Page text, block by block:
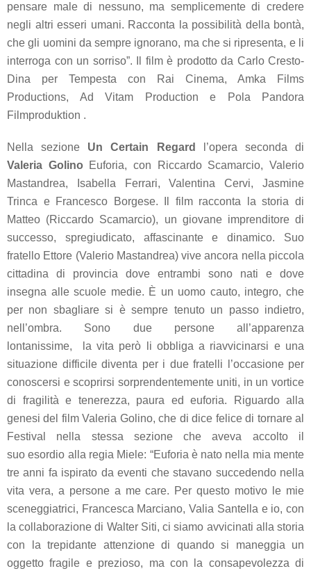
pensare male di nessuno, ma semplicemente di credere
negli altri esseri umani. Racconta la possibilità della bontà,
che gli uomini da sempre ignorano, ma che si ripresenta, e li
interroga con un sorriso”. Il film è prodotto da Carlo Cresto-
Dina per Tempesta con Rai Cinema, Amka Films
Productions, Ad Vitam Production e Pola Pandora
Filmproduktion .
Nella sezione Un Certain Regard
l’opera seconda di
Valeria Golino Euforia, con
Riccardo Scamarcio, Valerio
Mastandrea, Isabella Ferrari, Valentina Cervi, Jasmine
Trinca e Francesco Borgese. Il film racconta la storia di
Matteo (Riccardo Scamarcio), un giovane imprenditore di
successo, spregiudicato, affascinante e dinamico. Suo
fratello Ettore (Valerio Mastandrea) vive ancora nella piccola
cittadina di provincia dove entrambi sono nati e dove
insegna alle scuole medie. È un uomo cauto, integro, che
per non sbagliare si è sempre tenuto un passo indietro,
nell’ombra. Sono due persone all’apparenza
lontanissime, la vita però li obbliga a riavvicinarsi e una
situazione difficile diventa per i due fratelli l’occasione per
conoscersi e scoprirsi sorprendentemente uniti, in un vortice
di fragilità e tenerezza, paura ed euforia. Riguardo alla
genesi del film Valeria Golino, che di dice felice di tornare al
Festival nella stessa sezione che aveva accolto il
suo esordio alla regia Miele: “Euforia è nato nella mia mente
tre anni fa ispirato da eventi che stavano succedendo nella
vita vera, a persone a me care. Per questo motivo le mie
sceneggiatrici, Francesca Marciano, Valia Santella e io, con
la collaborazione di Walter Siti, ci siamo avvicinati alla storia
con la trepidante attenzione di quando si maneggia un
oggetto fragile e prezioso, ma con la consapevolezza di